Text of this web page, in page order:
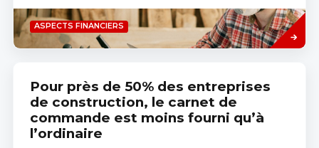
ASPECTS FINANCIERS
Savoir
plus
Pour près de 50% des entreprises
de construction, le carnet de
commande est moins fourni qu’à
l’ordinaire